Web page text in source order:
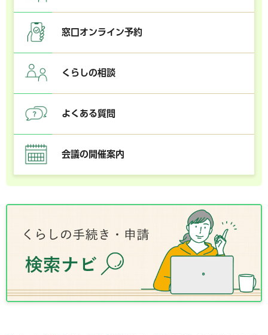
窓口オンライン予約
くらしの相談
よくある質問
会議の開催案内